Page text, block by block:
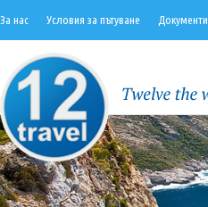
За нас Условия за пътуване Документи